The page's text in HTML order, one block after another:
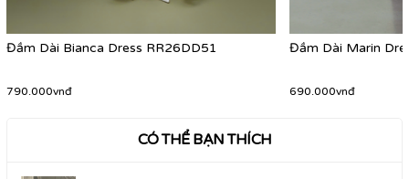
Đầm Dài Bianca Dress RR26DD51
790.000vnđ
Đầm Dài Marin
690.000vnđ
CÓ THỂ BẠN THÍCH